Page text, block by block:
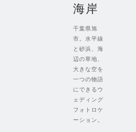
海岸
千葉県旭
市。水平線
と砂浜、海
辺の草地、
大きな空を
一つの物語
にできるウ
ェディング
フォトロケ
ーション。